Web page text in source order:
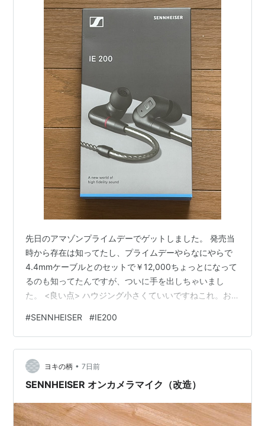
先日のアマゾンプライムデーでゲットしました。 発売当
時から存在は知ってたし、プライムデーやらなにやらで
4.4mmケーブルとのセットで￥12,000ちょっとになって
るのも知ってたんですが、ついに手を出しちゃいまし
た。 <良い点> ハウジング小さくていいですねこれ。お
め。IE100も持ってますがより収まりが良くてここは高ポ
イント。 遮音性もなかなか。曲流してると茶軸の音が聞
こえないくらい、曲がなくてもだいぶ遠くなります。
Youtubeの「BLACK LIPS」をAirPlay2接続した
SNOWSKY DISC経由で使ってみましたが、解像度もそこ
#SENNHEISER #IE200
ヨキの柄 • 7日前
SENNHEISER オンカメラマイク（改造）